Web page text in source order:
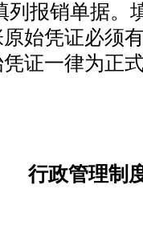
列报销单据。
始凭证必须
证一律为正
行政管理制